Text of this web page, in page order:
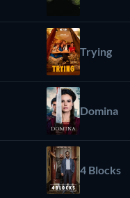
Trying
Domina
4 Blocks